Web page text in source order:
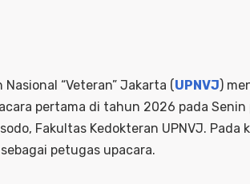
“Veteran” Jakarta (UPNVJ)
pertama di tahun 2026 pada
Fakultas Kedokteran UPNVJ. Pada
petugas upacara.